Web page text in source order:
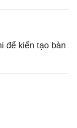
để kiến tạo bàn